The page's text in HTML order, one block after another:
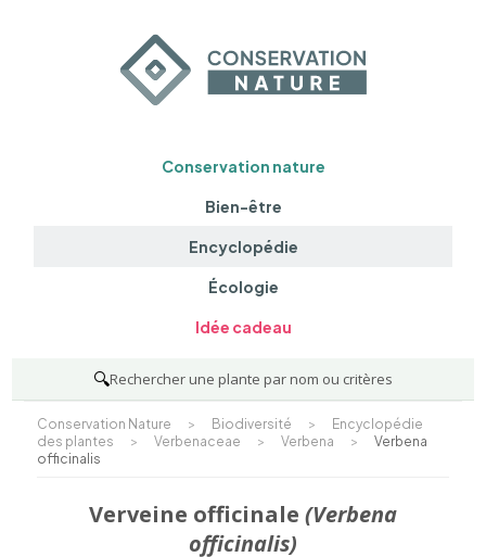
Conservation nature
Bien-être
Encyclopédie
Écologie
Idée cadeau
🔍Rechercher une plante par nom ou critères
Conservation Nature > Biodiversité >
Encyclopédie
des plantes
> Verbenaceae > Verbena >
Verbena
officinalis
Verveine officinale (Verbena
officinalis)